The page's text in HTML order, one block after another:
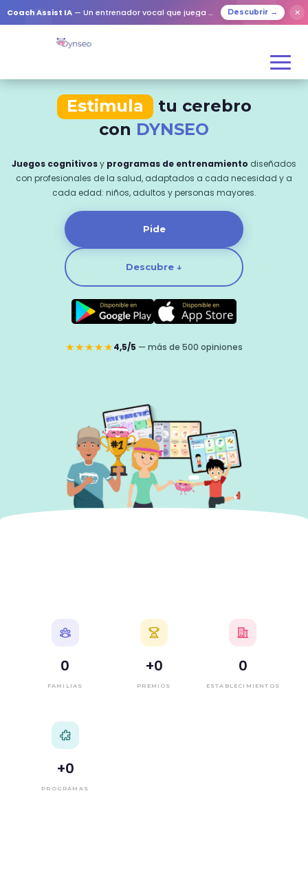
Coach Assist IA — Un entrenador vocal que juega con tus seres queridos Descubrir → ✕
Estimula tu cerebro
con DYNSEO
Juegos cognitivosy programas de entrenamiento diseñados
con profesionales de la salud, adaptados a cada necesidad y a
cada edad: niños, adultos y personas mayores.
Pide
Descubre ↓
★★★★★4,5/5 — más de 500 opiniones
0
FAMILIAS
+0
PREMIOS
0
ESTABLECIMIENTOS
+0
PROGRAMAS